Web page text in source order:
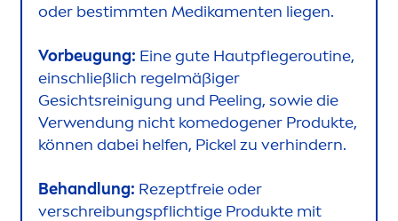
oder bestimmten Medikamenten liegen.
Vorbeugung: Eine gute Hautpflegeroutine,
einschließlich regelmäßiger
Gesichtsreinigung und Peeling, sowie die
Verwendung nicht komedogener Produkte,
können dabei helfen, Pickel zu verhindern.
Behandlung: Rezeptfreie oder
verschreibungspflichtige Produkte mit